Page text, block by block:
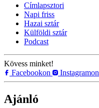
Címlapsztori
Napi friss
Hazai sztár
Külföldi sztár
Podcast
Kövess minket!
Facebookon
Instagramon
Ajánló